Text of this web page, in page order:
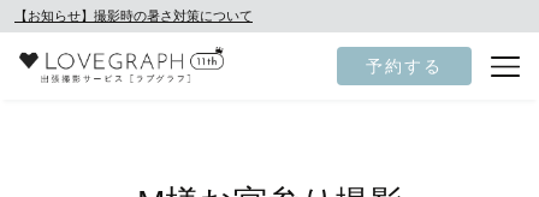
【お知らせ】撮影時の暑さ対策について
予約する